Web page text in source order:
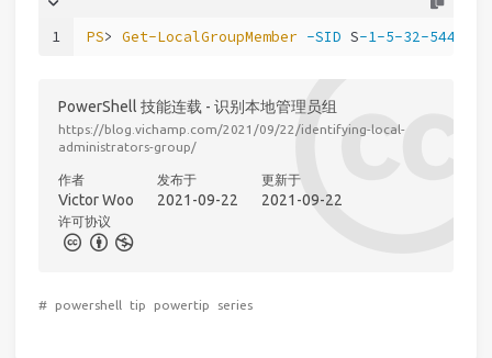
1 PS> Get-LocalGroupMember -SID S-1-5-32-544
PowerShell 技能连载 - 识别本地管理员组
https://blog.vichamp.com/2021/09/22/identifying-local-
administrators-group/
作者
Victor Woo
发布于
2021-09-22
更新于
2021-09-22
许可协议
# powershell tip powertip series